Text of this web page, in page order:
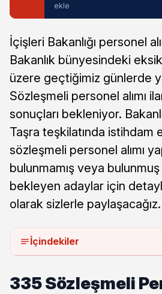
ekle
İçişleri Bakanlığı personel
Bakanlık bünyesindeki
üzere geçtiğimiz günlerde
Sözleşmeli personel alımı
sonuçları bekleniyor.
Taşra teşkilatında istihdam
sözleşmeli personel alımı
bulunmamış veya
bekleyen adaylar için
olarak sizlerle paylaşacağız.
İçindekiler
335 Sözleşmeli